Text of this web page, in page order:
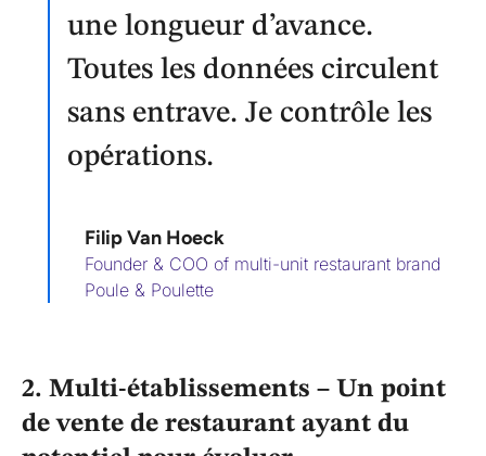
une longueur d’avance.
Toutes les données circulent
sans entrave. Je contrôle les
opérations.
Filip Van Hoeck
Founder & COO of multi-unit restaurant brand
Poule & Poulette
2. Multi-établissements – Un point
de vente de restaurant ayant du